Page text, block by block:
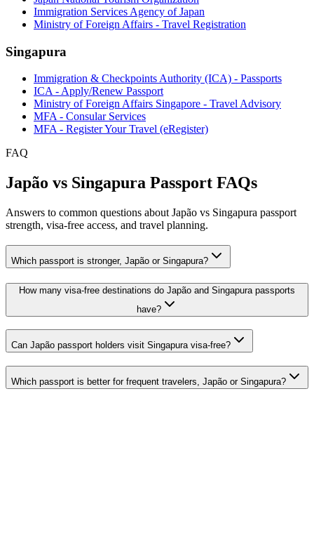
Immigration Services Agency of Japan
Ministry of Foreign Affairs - Travel Registration
Singapura
Immigration & Checkpoints Authority (ICA) - Passports
ICA - Apply/Renew Passport
Ministry of Foreign Affairs Singapore - Travel Advisory
MFA - Consular Services
MFA - Register Your Travel (eRegister)
FAQ
Japão vs Singapura Passport FAQs
Answers to common questions about Japão vs Singapura passport
strength, visa-free access, and travel planning.
Which passport is stronger, Japão or Singapura?
How many visa-free destinations do Japão and Singapura passports
have?
Can Japão passport holders visit Singapura visa-free?
Which passport is better for frequent travelers, Japão or Singapura?